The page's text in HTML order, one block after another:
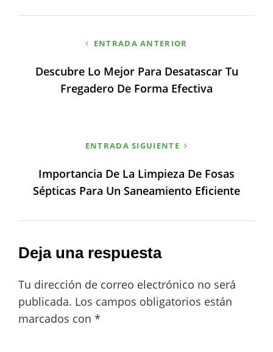
entradas
ENTRADA ANTERIOR
Descubre Lo Mejor Para Desatascar Tu
Fregadero De Forma Efectiva
ENTRADA SIGUIENTE
Importancia De La Limpieza De Fosas
Sépticas Para Un Saneamiento Eficiente
Deja una respuesta
Tu dirección de correo electrónico no será
publicada. Los campos obligatorios están
marcados con *